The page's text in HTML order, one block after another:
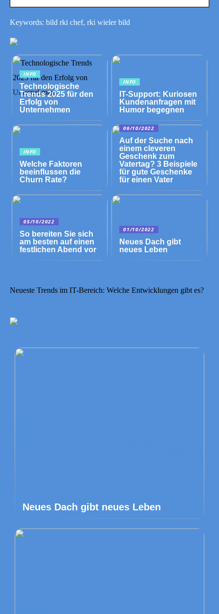
Keywords: bild rki chef, rki wieler bild
INFO
Technologische
Trends 2025 für den
Erfolg von
Unternehmen
INFO
IT-Support: Kuriosen
Kundenanfragen mit
Humor begegnen
INFO
Welche Faktoren
beeinflussen die
Churn Rate?
06/10/2022
Auf der Suche nach
einem cleveren
Geschenk zum
Vatertag? 3 Beispiele
für gute Geschenke
für einen Vater
05/10/2022
So bereiten Sie sich
am besten auf einen
festlichen Abend vor
01/10/2022
Neues Dach gibt
neues Leben
Neueste Trends im IT-Bereich: Welche Entwicklungen gibt es?
Neues Dach gibt neues Leben